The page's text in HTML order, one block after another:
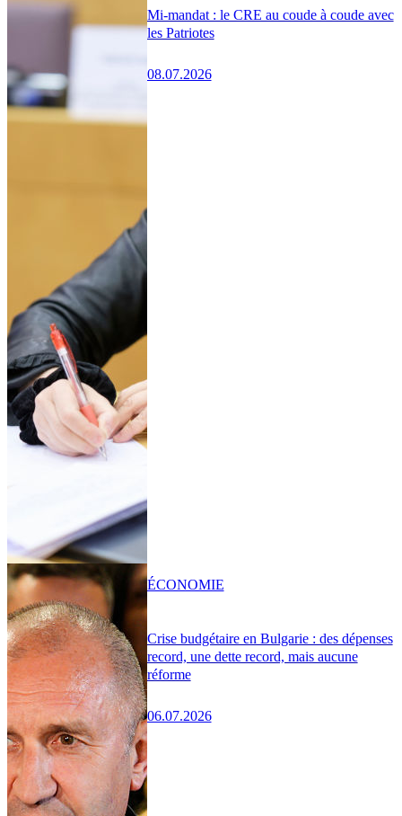
Mi-mandat : le CRE au coude à coude avec
les Patriotes
08.07.2026
Crise budgétaire en Bulgarie : des dépenses
record, une dette record, mais aucune
réforme
06.07.2026
ÉCONOMIE